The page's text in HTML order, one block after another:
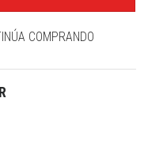
COMPRANDO